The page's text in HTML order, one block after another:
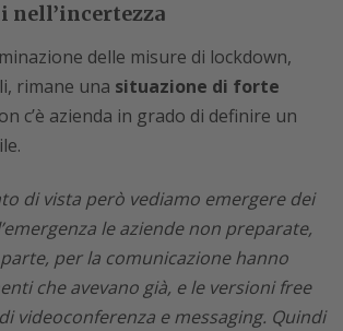
nell’incertezza
delle misure di lockdown,
rimane una situazione di forte
c’è azienda in grado di definire un
di vista però vediamo emergere dei
le aziende non preparate,
per la comunicazione hanno
che avevano già, e le versioni free
videoconferenza e messaging. Quindi